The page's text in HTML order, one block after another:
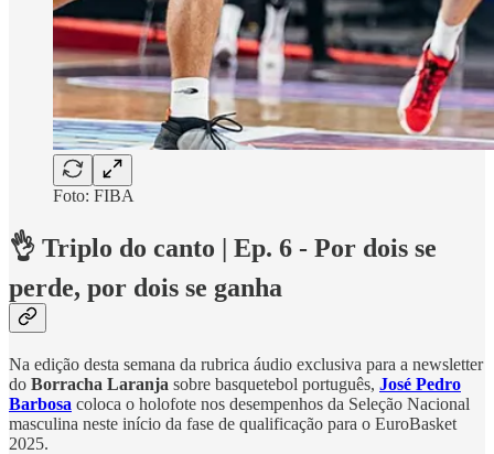
Foto: FIBA
👌 Triplo do canto | Ep. 6 - Por dois se
perde, por dois se ganha
Na edição desta semana da rubrica áudio exclusiva para a newsletter
do Borracha Laranja sobre basquetebol português, José Pedro
Barbosa coloca o holofote nos desempenhos da Seleção Nacional
masculina neste início da fase de qualificação para o EuroBasket
2025.